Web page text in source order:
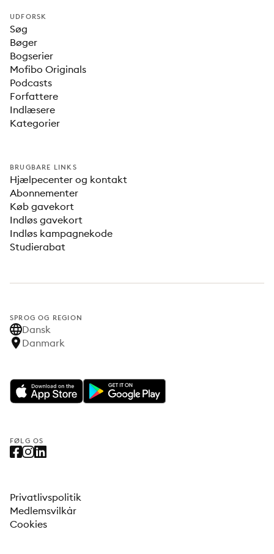
UDFORSK
Søg
Bøger
Bogserier
Mofibo Originals
Podcasts
Forfattere
Indlæsere
Kategorier
BRUGBARE LINKS
Hjælpecenter og kontakt
Abonnementer
Køb gavekort
Indløs gavekort
Indløs kampagnekode
Studierabat
SPROG OG REGION
Dansk
Danmark
FØLG OS
Privatlivspolitik
Medlemsvilkår
Cookies